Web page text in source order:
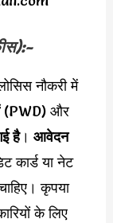
नौकरी में
(PWD) और
है। आवेदन
कार्ड या नेट
कृपया
के लिए